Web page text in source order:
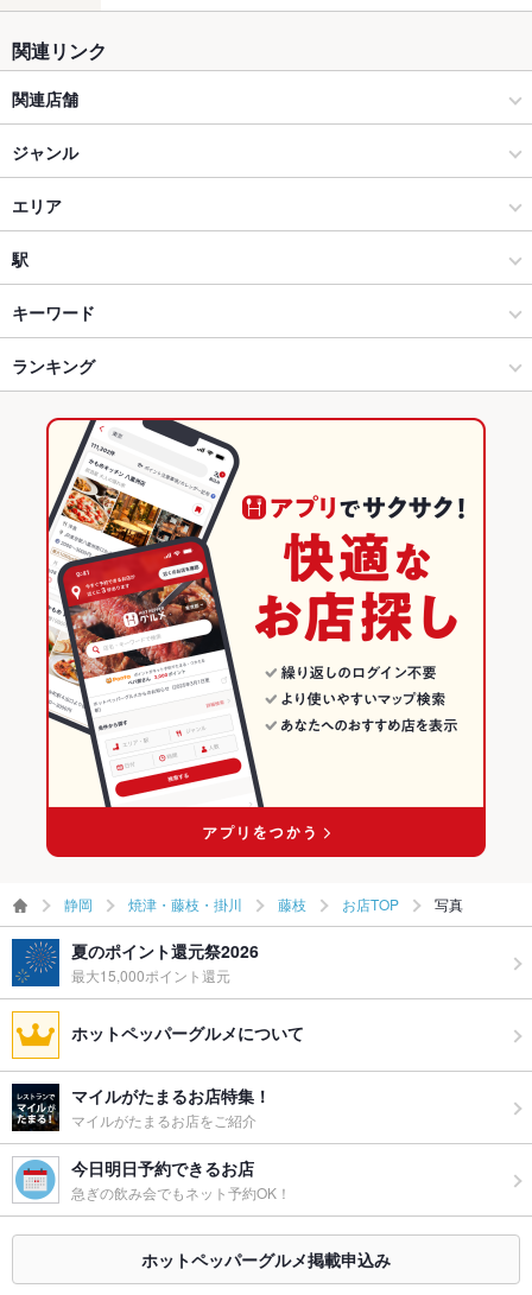
関連リンク
関連店舗
ディスイズカフェ This Is Cafe
This Is Cafe (ディスイズカフェ) 袋井店
ジャンル
カフェ・スイーツ
カフェ
焼津・藤枝・掛川 × カフェ・スイーツ
焼津・藤枝・掛川 × カフェ
藤枝駅 × カフェ・スイーツ
藤枝駅 × カフェ
エリア
藤枝
藤枝 × カフェ・スイーツ
藤枝 × カフェ
静岡 × カフェ・スイーツ
静岡 × カフェ
駅
島田駅
西焼津駅
藤枝駅
キーワード
からあげ
ランキング
静岡のグルメランキング
静岡のカフェ・スイーツランキング
焼津・藤枝・掛川のグルメランキング
焼津・藤枝・掛川のカフェ・スイーツランキング
藤枝のグルメランキング
静岡 焼津・藤枝・掛川 藤枝 お店TOP 写真
夏のポイント還元祭2026
最大15,000ポイント還元
ホットペッパーグルメについて
マイルがたまるお店特集！
マイルがたまるお店をご紹介
今日明日予約できるお店
急ぎの飲み会でもネット予約OK！
ホットペッパーグルメ掲載申込み